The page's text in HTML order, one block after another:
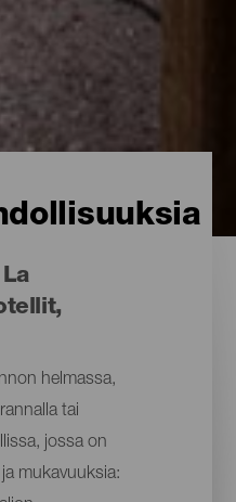
helmassa,
tai
jossa on
mukavuuksia: